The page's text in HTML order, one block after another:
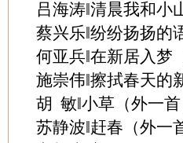
吕海涛‖清晨我和小
蔡兴乐‖纷纷扬扬的
何亚兵‖在新居入梦
施崇伟‖擦拭春天的
胡 敏‖小草（外一首
苏静波‖赶春（外一